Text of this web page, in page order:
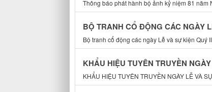
Thông báo phát hành bộ ảnh kỷ niệm 81
BỘ TRANH CỔ ĐỘNG CÁC NGÀY
Bộ tranh cổ động các ngày Lễ và sự kiện Quý
KHẨU HIỆU TUYÊN TRUYỀN
KHẨU HIỆU TUYÊN TRUYỀN NGÀY LỄ VÀ